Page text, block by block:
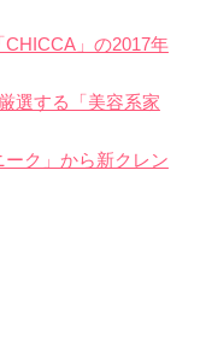
」の2017年
選する「美容系家
ク」から新クレン